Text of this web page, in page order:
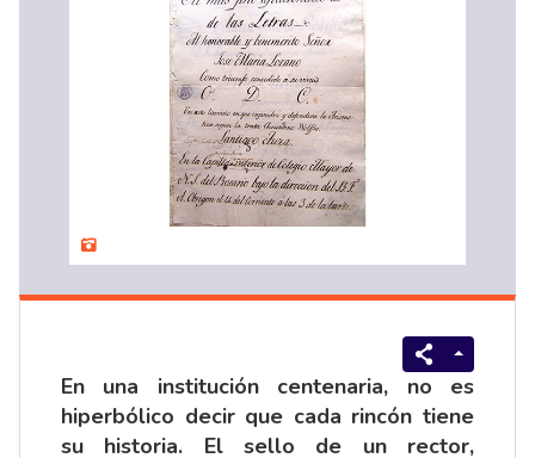
En una institución centenaria, no es
hiperbólico decir que cada rincón tiene
su historia. El sello de un rector,